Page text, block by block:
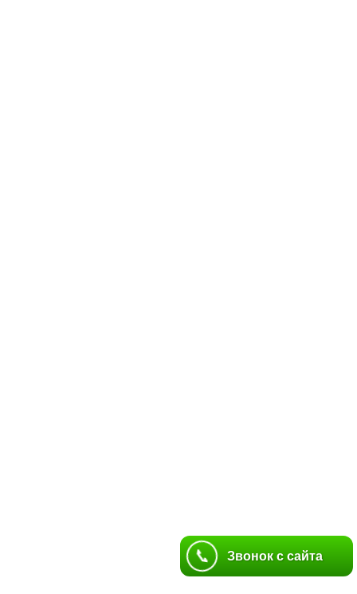
📞 Звонок с сайта
📞 Звонок с сайта